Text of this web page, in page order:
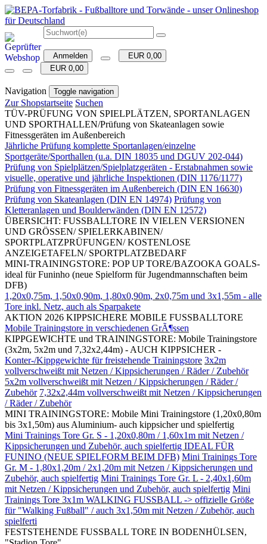
Anmelden
EUR 0,00
EUR 0,00
Navigation Toggle navigation
Zur Shopstartseite Suchen
TÜV-PRÜFUNG VON SPIELPLÄTZEN, SPORTANLAGEN
UND SPORTHALLEN/Prüfung von Skateanlagen sowie
Fitnessgeräten im Außenbereich
Jährliche Prüfung komplette Sportanlagen/einzelne
Sportgeräte/Sporthallen (u.a. DIN 18035 und DGUV 202-044)
Prüfung von Spielplätzen/Spielplatzgeräten - Erstabnahmen sowie
visuelle, operative und jährliche Inspektionen (DIN 1176/1177)
Prüfung von Fitnessgeräten im Außenbereich (DIN EN 16630)
Prüfung von Skateanlagen (DIN EN 14974) Prüfung von
Kletteranlagen und Boulderwänden (DIN EN 12572)
ÜBERSICHT: FUSSBALLTORE IN VIELEN VERSIONEN
UND GRÖSSEN/ SPIELERKABINEN/
SPORTPLATZPRÜFUNGEN/ KOSTENLOSE
ANZEIGETAFELN/ SPORTPLATZBEDARF
MINI-TRAININGSTORE: POP UP TORE/BAZOOKA GOALS-
ideal für Funinho (neue Spielform für Jugendmannschaften beim
DFB)
1,20x0,75m, 1,50x0,90m, 1,80x0,90m, 2x0,75m und 3x1,55m - alle
Tore inkl. Netz, auch als Sparpakete
AKTION 2026 KIPPSICHERE MOBILE FUSSBALLTORE
Mobile Trainingstore in verschiedenen GrÃ¶ssen
KIPPGEWICHTE und TRAININGSTORE: Mobile Trainingstore
(3x2m, 5x2m und 7,32x2,44m) - AUCH KIPPSICHER -
Konter-/Kippgewichte für freistehende Trainingstore 3x2m
vollverschweißt mit Netzen / Kippsicherungen / Räder / Zubehör
5x2m vollverschweißt mit Netzen / Kippsicherungen / Räder /
Zubehör 7,32x2,44m vollverschweißt mit Netzen / Kippsicherungen
/ Räder / Zubehör
MINI TRAININGSTORE: Mobile Mini Trainingstore (1,20x0,80m
bis 3x1,50m) aus Aluminium- auch kippsicher und spielfertig
Mini Trainings Tore Gr. S - 1,20x0,80m / 1,60x1m mit Netzen /
Kippsicherungen und Zubehör, auch spielfertig IDEAL FÜR
FUNINO (NEUE SPIELFORM BEIM DFB) Mini Trainings Tore
Gr. M - 1,80x1,20m / 2x1,20m mit Netzen / Kippsicherungen und
Zubehör, auch spielfertig Mini Trainings Tore Gr. L - 2,40x1,60m
mit Netzen / Kippsicherungen und Zubehör, auch spielfertig Mini
Trainings Tore 3x1m WALKING FUSSBALL -> offizielle Größe
für "Walking Fußball" / auch 3x1,50m mit Netzen / Zubehör, auch
spielferti
FESTSTEHENDE FUSSBALL TORE IN BODENHÜLSEN,